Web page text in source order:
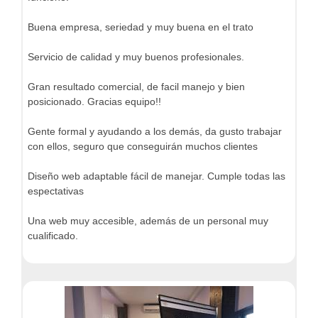
Buena empresa, seriedad y muy buena en el trato
Servicio de calidad y muy buenos profesionales.
Gran resultado comercial, de facil manejo y bien
posicionado. Gracias equipo!!
Gente formal y ayudando a los demás, da gusto trabajar
con ellos, seguro que conseguirán muchos clientes
Diseño web adaptable fácil de manejar. Cumple todas las
espectativas
Una web muy accesible, además de un personal muy
cualificado.